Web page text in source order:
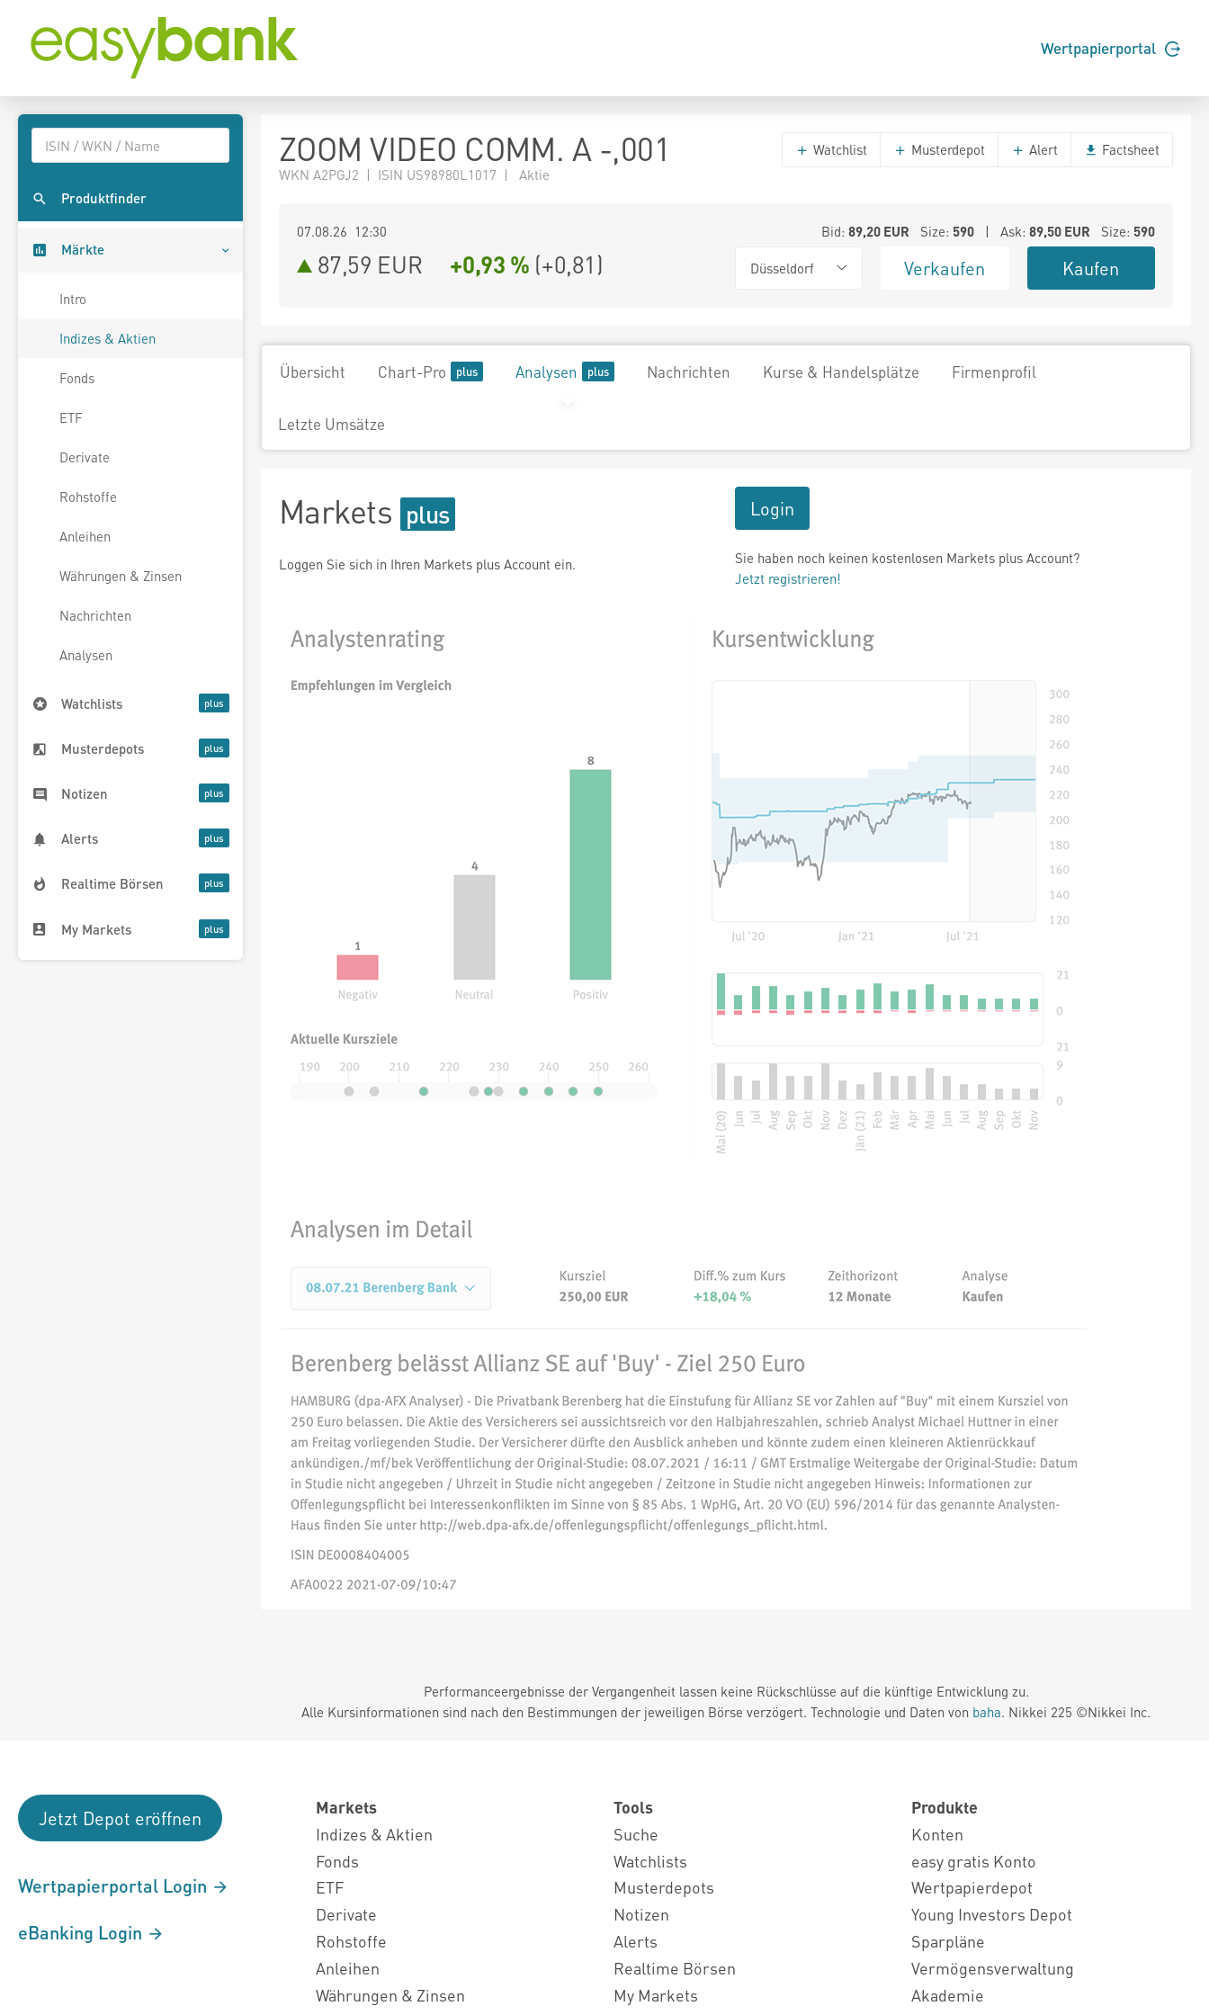
Wertpapierportal
Produktfinder
Märkte
Intro
Indizes & Aktien
Fonds
ETF
Derivate
Rohstoffe
Anleihen
Währungen & Zinsen
Nachrichten
Analysen
Watchlists
Musterdepots
Notizen
Alerts
Realtime Börsen
My Markets
ZOOM VIDEO COMM. A -,001
WKN A2PGJ2 | ISIN US98980L1017 | Aktie
Watchlist Musterdepot Alert Factsheet
07.08.26 12:30 Bid: 89,20EUR Size: 590| Ask: 89,50EUR Size: 590
87,59 EUR +0,93 % (+0,81) Düsseldorf Verkaufen Kaufen
Übersicht Chart-Pro Analysen Nachrichten Kurse & Handelsplätze Firmenprofil
Letzte Umsätze
Markets
Loggen Sie sich in Ihren Markets plus Account ein.
Login
Sie haben noch keinen kostenlosen Markets plus Account?
Jetzt registrieren!
Performanceergebnisse der Vergangenheit lassen keine Rückschlüsse auf die künftige Entwicklung zu.
Alle Kursinformationen sind nach den Bestimmungen der jeweiligen Börse verzögert. Technologie und Daten von baha. Nikkei 225 ©Nikkei Inc.
Jetzt Depot eröffnen
Wertpapierportal Login
eBanking Login
Markets
Indizes & Aktien
Fonds
ETF
Derivate
Rohstoffe
Anleihen
Währungen & Zinsen
Tools
Suche
Watchlists
Musterdepots
Notizen
Alerts
Realtime Börsen
My Markets
Produkte
Konten
easy gratis Konto
Wertpapierdepot
Young Investors Depot
Sparpläne
Vermögensverwaltung
Akademie